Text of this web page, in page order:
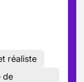
réaliste
de